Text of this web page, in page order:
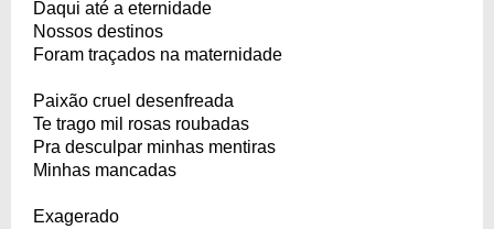
Daqui até a eternidade
Nossos destinos
Foram traçados na maternidade
Paixão cruel desenfreada
Te trago mil rosas roubadas
Pra desculpar minhas mentiras
Minhas mancadas
Exagerado